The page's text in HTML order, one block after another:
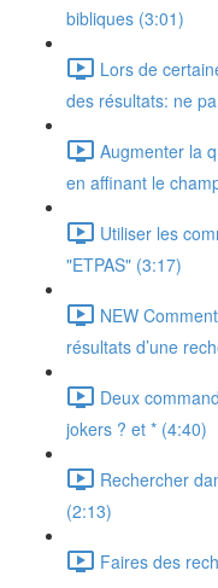
bibliques (3:01)
Lors de
des résultats: ne
Augmenter la
en affinant le
Utiliser les
"ETPAS" (3:17)
NEW
résultats d’une
Deux
jokers ? et * (4:40)
Rechercher
(2:13)
Faires des